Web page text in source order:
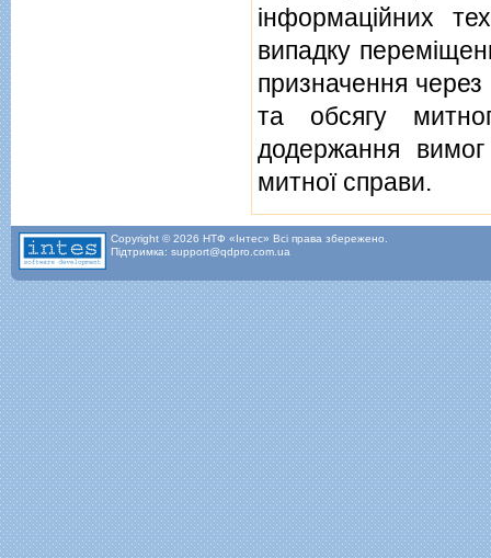
iнформацiйних
випадку
призначення
та обсягу
додержання
митної справи.
Copyright © 2026 НТФ «Інтес» Всі права збережено.
Підтримка: support@qdpro.com.ua